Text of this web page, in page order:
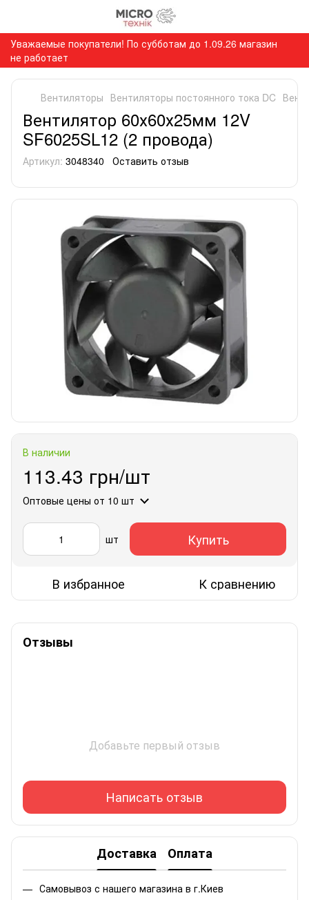
Уважаемые покупатели! По субботам до 1.09.26 магазин
не работает
Вентиляторы Вентиляторы постоянного тока DC
Вентилятор 60х60х25мм 12V
SF6025SL12 (2 провода)
Артикул: 3048340 Оставить отзыв
В наличии
113.43 грн/шт
Оптовые цены от 10 шт
шт Купить
В избранное К сравнению
Отзывы
Добавьте первый отзыв
Написать отзыв
Доставка Оплата
Самовывоз с нашего магазина в г.Киев